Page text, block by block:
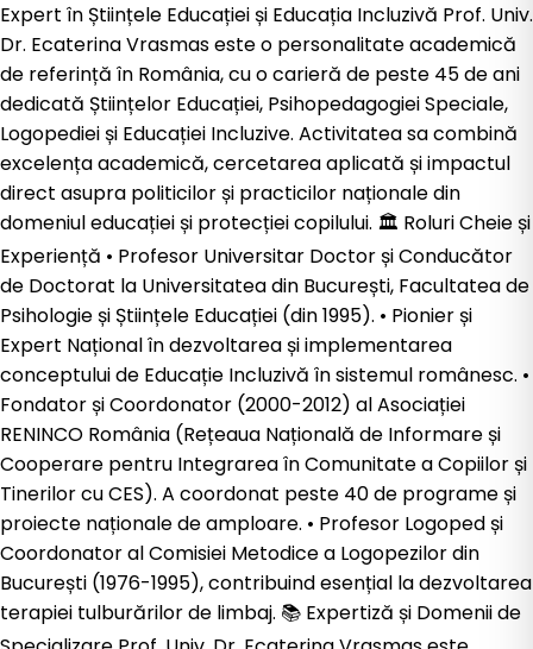
Expert în Științele Educației și Educația Incluzivă Prof. Univ.
Dr. Ecaterina Vrasmas este o personalitate academică
de referință în România, cu o carieră de peste 45 de ani
dedicată Științelor Educației, Psihopedagogiei Speciale,
Logopediei și Educației Incluzive. Activitatea sa combină
excelența academică, cercetarea aplicată și impactul
direct asupra politicilor și practicilor naționale din
domeniul educației și protecției copilului. 🏛️ Roluri Cheie și
Experiență •⁠ ⁠Profesor Universitar Doctor și Conducător
de Doctorat la Universitatea din București, Facultatea de
Psihologie și Științele Educației (din 1995). •⁠ ⁠Pionier și
Expert Național în dezvoltarea și implementarea
conceptului de Educație Incluzivă în sistemul românesc. •⁠
⁠Fondator și Coordonator (2000-2012) al Asociației
RENINCO România (Rețeaua Națională de Informare și
Cooperare pentru Integrarea în Comunitate a Copiilor și
Tinerilor cu CES). A coordonat peste 40 de programe și
proiecte naționale de amploare. •⁠ ⁠Profesor Logoped și
Coordonator al Comisiei Metodice a Logopezilor din
București (1976-1995), contribuind esențial la dezvoltarea
terapiei tulburărilor de limbaj. 📚 Expertiză și Domenii de